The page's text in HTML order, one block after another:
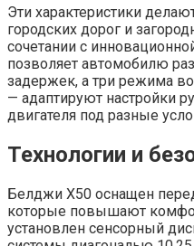
Эти характеристики
городских дорог и
сочетании с
позволяет автомобилю
задержек, а три режима
— адаптируют настройки
двигателя под разные
Технологии и
Белджи X50 оснащен
которые повышают
установлен сенсорный